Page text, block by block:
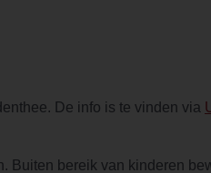
De info is te vinden via
Buiten bereik van kinderen